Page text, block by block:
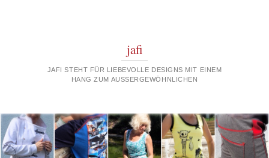
jafi
JAFI STEHT FÜR LIEBEVOLLE DESIGNS MIT EINEM
HANG ZUM AUSSERGEWÖHNLICHEN